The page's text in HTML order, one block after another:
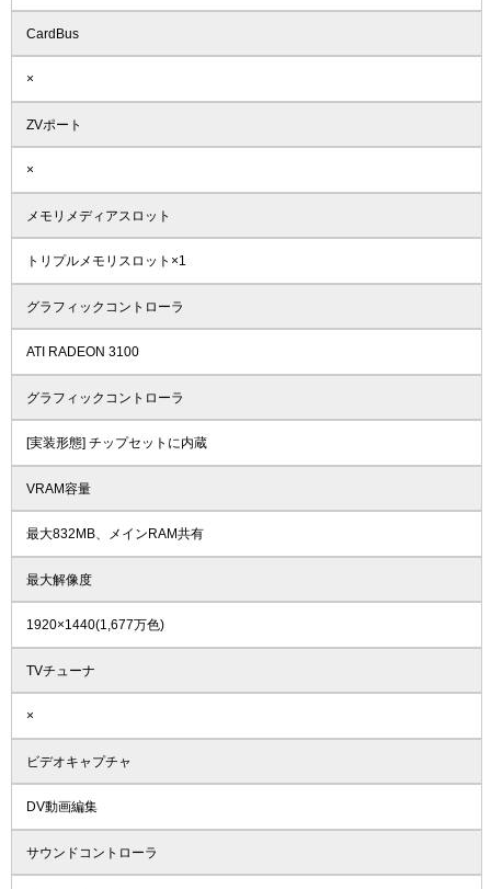
CardBus
×
ZVポート
×
メモリメディアスロット
トリプルメモリスロット×1
グラフィックコントローラ
ATI RADEON 3100
グラフィックコントローラ
[実装形態] チップセットに内蔵
VRAM容量
最大832MB、メインRAM共有
最大解像度
1920×1440(1,677万色)
TVチューナ
×
ビデオキャプチャ
DV動画編集
サウンドコントローラ